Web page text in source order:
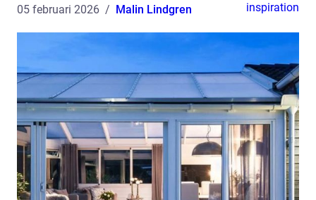
05 februari 2026 Malin Lindgren inspiration